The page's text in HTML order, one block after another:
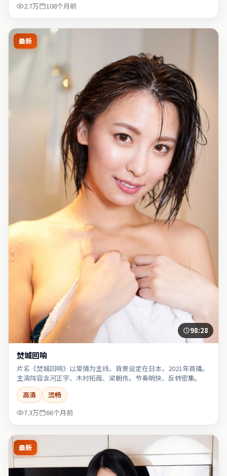
2.7万
108个月前
最新
98:28
焚城回响
片名《焚城回响》以爱情为主线，背景设定在日本，2021年首播。
主演阵容含河正宇、木村拓哉、梁朝伟，节奏明快、反转密集。
高清
流畅
7.3万
66个月前
最新